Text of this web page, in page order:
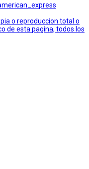
o reproduccion total o
de esta pagina, todos los